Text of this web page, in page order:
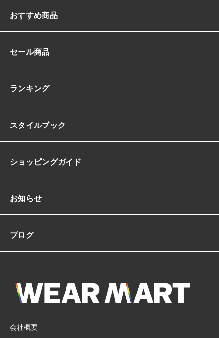
おすすめ商品
セール商品
ランキング
スタイルブック
ショッピングガイド
お知らせ
ブログ
会社概要